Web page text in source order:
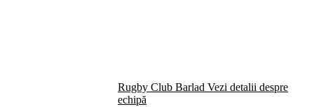
Rugby Club Barlad Vezi detalii despre
echipă